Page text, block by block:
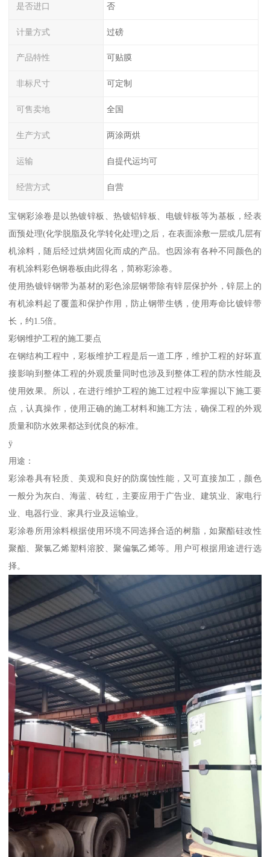
是否进口 否
计量方式 过磅
产品特性 可贴膜
非标尺寸 可定制
可售卖地 全国
生产方式 两涂两烘
运输 自提代运均可
经营方式 自营
宝钢彩涂卷是以热镀锌板、热镀铝锌板、电镀锌板等为基板，经表
面预处理(化学脱脂及化学转化处理)之后，在表面涂敷一层或几层有
机涂料，随后经过烘烤固化而成的产品。也因涂有各种不同颜色的
有机涂料彩色钢卷板由此得名，简称彩涂卷。
使用热镀锌钢带为基材的彩色涂层钢带除有锌层保护外，锌层上的
有机涂料起了覆盖和保护作用，防止钢带生锈，使用寿命比镀锌带
长，约1.5倍。
彩钢维护工程的施工要点
在钢结构工程中，彩板维护工程是后一道工序，维护工程的好坏直
接影响到整体工程的外观质量同时也涉及到整体工程的防水性能及
使用效果。所以，在进行维护工程的施工过程中应掌握以下施工要
点，认真操作，使用正确的施工材料和施工方法，确保工程的外观
质量和防水效果都达到优良的标准。
ÿ
用途：
彩涂卷具有轻质、美观和良好的防腐蚀性能，又可直接加工，颜色
一般分为灰白、海蓝、砖红，主要应用于广告业、建筑业、家电行
业、电器行业、家具行业及运输业。
彩涂卷所用涂料根据使用环境不同选择合适的树脂，如聚酯硅改性
聚酯、聚氯乙烯塑料溶胶、聚偏氯乙烯等。用户可根据用途进行选
择。